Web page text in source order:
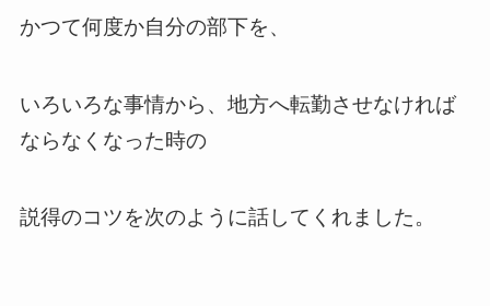
かつて何度か自分の部下を、
いろいろな事情から、地方へ転勤させなければ
ならなくなった時の
説得のコツを次のように話してくれました。